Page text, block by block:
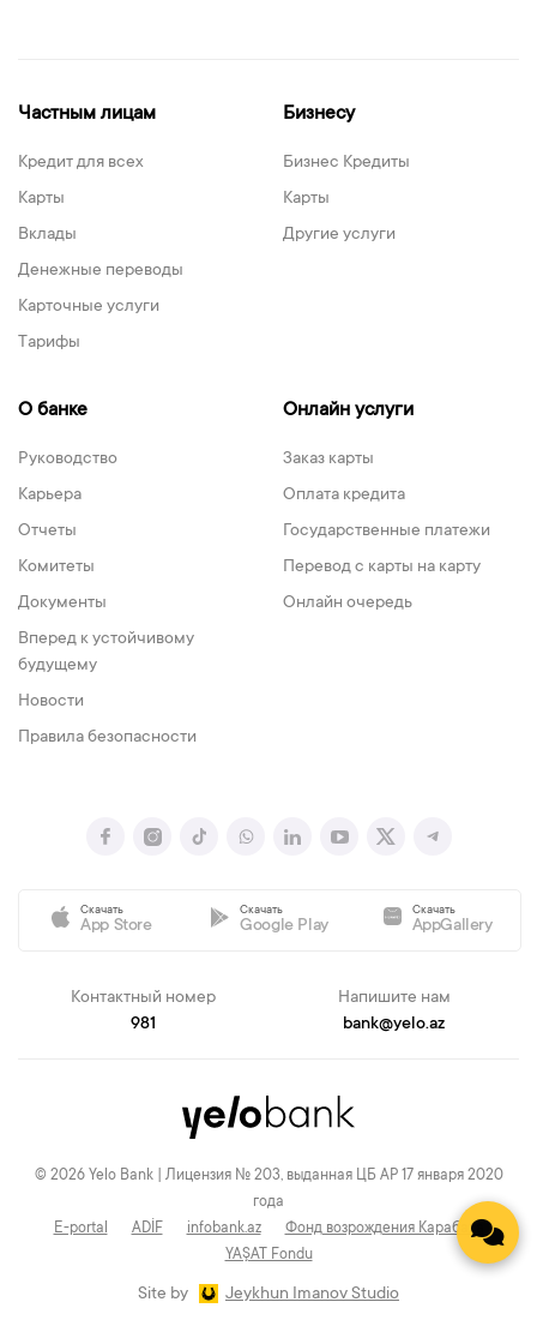
Частным лицам
Кредит для всех
Карты
Вклады
Денежные переводы
Карточные услуги
Тарифы
Бизнесу
Бизнес Кредиты
Карты
Другие услуги
О банке
Руководство
Карьера
Отчеты
Комитеты
Документы
Вперед к устойчивому
будущему
Новости
Правила безопасности
Онлайн услуги
Заказ карты
Оплата кредита
Государственные платежи
Перевод с карты на карту
Онлайн очередь
Скачать
App Store
Скачать
Google Play
Скачать
AppGallery
Контактный номер
981
Напишите нам
bank@yelo.az
© 2026 Yelo Bank | Лицензия № 203, выданная ЦБ АР 17 января 2020
года
E-portal
ADİF infobank.az
Фонд возрождения Карабаха
YAŞAT Fondu
Site by Jeykhun Imanov Studio